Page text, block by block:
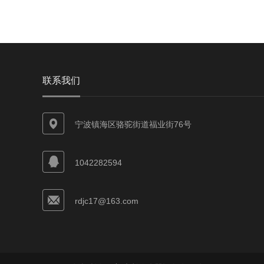
联系我们
宁波镇海区骆驼街道福业街76号
1042282594
rdjc17@163.com